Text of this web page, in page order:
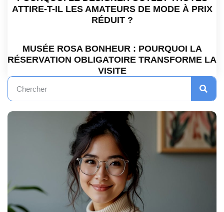
ATTIRE-T-IL LES AMATEURS DE MODE À PRIX
RÉDUIT ?
MUSÉE ROSA BONHEUR : POURQUOI LA
RÉSERVATION OBLIGATOIRE TRANSFORME LA
VISITE